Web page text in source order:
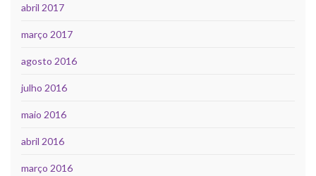
abril 2017
março 2017
agosto 2016
julho 2016
maio 2016
abril 2016
março 2016